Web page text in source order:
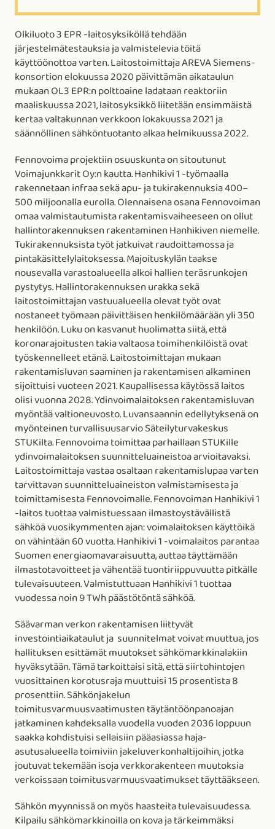
Olkiluoto 3 EPR -laitosyksiköllä tehdään
järjestelmätestauksia ja valmistelevia töitä
käyttöönottoa varten. Laitostoimittaja AREVA Siemens-
konsortion elokuussa 2020 päivittämän aikataulun
mukaan OL3 EPR:n polttoaine ladataan reaktoriin
maaliskuussa 2021, laitosyksikkö liitetään ensimmäistä
kertaa valtakunnan verkkoon lokakuussa 2021 ja
säännöllinen sähköntuotanto alkaa helmikuussa 2022.
Fennovoima projektiin osuuskunta on sitoutunut
Voimajunkkarit Oy:n kautta. Hanhikivi 1 -työmaalla
rakennetaan infraa sekä apu- ja tukirakennuksia 400–
500 miljoonalla eurolla. Olennaisena osana Fennovoiman
omaa valmistautumista rakentamisvaiheeseen on ollut
hallintorakennuksen rakentaminen Hanhikiven niemelle.
Tukirakennuksista työt jatkuivat raudoittamossa ja
pintakäsittelylaitoksessa. Majoituskylän taakse
nousevalla varastoalueella alkoi hallien teräsrunkojen
pystytys. Hallintorakennuksen urakka sekä
laitostoimittajan vastuualueella olevat työt ovat
nostaneet työmaan päivittäisen henkilömäärään yli 350
henkilöön. Luku on kasvanut huolimatta siitä, että
koronarajoitusten takia valtaosa toimihenkilöistä ovat
työskennelleet etänä. Laitostoimittajan mukaan
rakentamisluvan saaminen ja rakentamisen alkaminen
sijoittuisi vuoteen 2021. Kaupallisessa käytössä laitos
olisi vuonna 2028. Ydinvoimalaitoksen rakentamisluvan
myöntää valtioneuvosto. Luvansaannin edellytyksenä on
myönteinen turvallisuusarvio Säteilyturvakeskus
STUKilta. Fennovoima toimittaa parhaillaan STUKille
ydinvoimalaitoksen suunnitteluaineistoa arvioitavaksi.
Laitostoimittaja vastaa osaltaan rakentamislupaa varten
tarvittavan suunnitteluaineiston valmistamisesta ja
toimittamisesta Fennovoimalle. Fennovoiman Hanhikivi 1
-laitos tuottaa valmistuessaan ilmastoystävällistä
sähköä vuosikymmenten ajan: voimalaitoksen käyttöikä
on vähintään 60 vuotta. Hanhikivi 1 -voimalaitos parantaa
Suomen energiaomavaraisuutta, auttaa täyttämään
ilmastotavoitteet ja vähentää tuontiriippuvuutta pitkälle
tulevaisuuteen. Valmistuttuaan Hanhikivi 1 tuottaa
vuodessa noin 9 TWh päästötöntä sähköä.
Säävarman verkon rakentamisen liittyvät
investointiaikataulut ja suunnitelmat voivat muuttua, jos
hallituksen esittämät muutokset sähkömarkkinalakiin
hyväksytään. Tämä tarkoittaisi sitä, että siirtohintojen
vuosittainen korotusraja muuttuisi 15 prosentista 8
prosenttiin. Sähkönjakelun
toimitusvarmuusvaatimusten täytäntöönpanoajan
jatkaminen kahdeksalla vuodella vuoden 2036 loppuun
saakka kohdistuisi sellaisiin pääasiassa haja-
asutusalueella toimiviin jakeluverkonhaltijoihin, jotka
joutuvat tekemään isoja verkkorakenteen muutoksia
verkoissaan toimitusvarmuusvaatimukset täyttääkseen.
Sähkön myynnissä on myös haasteita tulevaisuudessa.
Kilpailu sähkömarkkinoilla on kova ja tärkeimmäksi